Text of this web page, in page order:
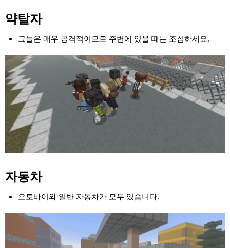
약탈자
그들은 매우 공격적이므로 주변에 있을 때는 조심하세요.
자동차
오토바이와 일반 자동차가 모두 있습니다.